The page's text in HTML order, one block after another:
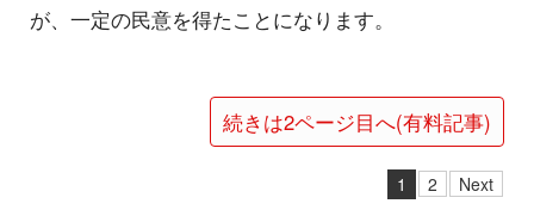
が、一定の民意を得たことになります。
続きは2ページ目へ(有料記事)
1 2 Next